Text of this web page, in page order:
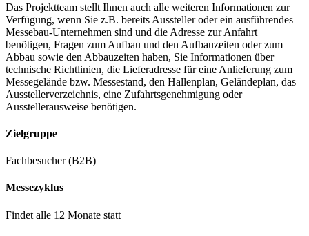
Das Projektteam stellt Ihnen auch alle weiteren Informationen zur
Verfügung, wenn Sie z.B. bereits Aussteller oder ein ausführendes
Messebau-Unternehmen sind und die Adresse zur Anfahrt
benötigen, Fragen zum Aufbau und den Aufbauzeiten oder zum
Abbau sowie den Abbauzeiten haben, Sie Informationen über
technische Richtlinien, die Lieferadresse für eine Anlieferung zum
Messegelände bzw. Messestand, den Hallenplan, Geländeplan, das
Ausstellerverzeichnis, eine Zufahrtsgenehmigung oder
Ausstellerausweise benötigen.
Zielgruppe
Fachbesucher (B2B)
Messezyklus
Findet alle 12 Monate statt